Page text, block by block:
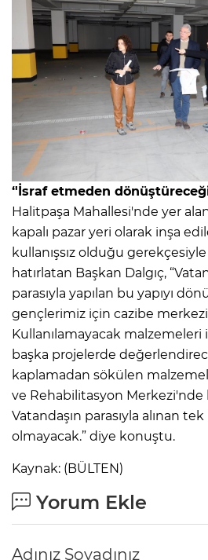
‘'İsraf etmeden
Halitpaşa Mahallesi'nde yer
kapalı pazar yeri olarak inşa
kullanışsız olduğu gerekçesiyle
hatırlatan Başkan Dalgıç,
parasıyla yapılan bu yapıyı
gençlerimiz için cazibe
Kullanılamayacak
başka projelerde
kaplamadan sökülen
ve Rehabilitasyon Merkezi'nde
Vatandaşın parasıyla alınan
olmayacak.” diye konuştu.
Kaynak: (BÜLTEN)
Yorum Ekle
Adınız Soyadınız